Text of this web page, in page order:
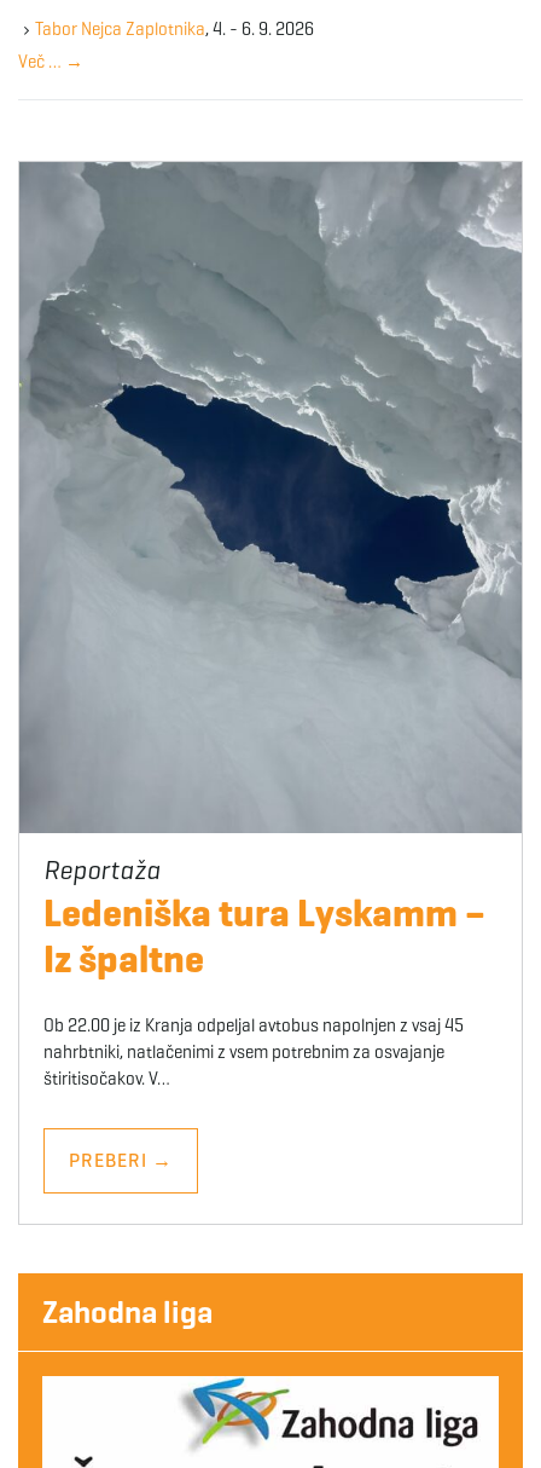
y
w
r
Tabor Nejca Zaplotnika, 4. - 6. 9. 2026
Več … →
Ledeniška tura Lyskamm –
Iz špaltne
Ob 22.00 je iz Kranja odpeljal avtobus napolnjen z vsaj 45
nahrbtniki, natlačenimi z vsem potrebnim za osvajanje
štiritisočakov. V…
PREBERI →
Zahodna liga